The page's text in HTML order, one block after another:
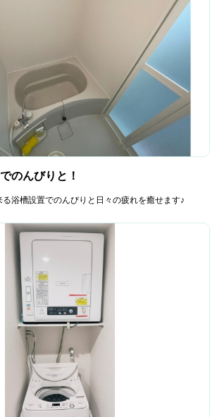
のんびりと！
浴槽設置でのんびりと日々の疲れを癒せます♪